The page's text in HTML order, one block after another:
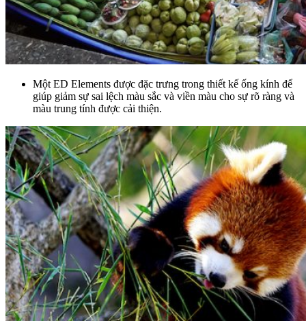
Một ED Elements được đặc trưng trong thiết kế ống kính để
giúp giảm sự sai lệch màu sắc và viền màu cho sự rõ ràng và
màu trung tính được cải thiện.